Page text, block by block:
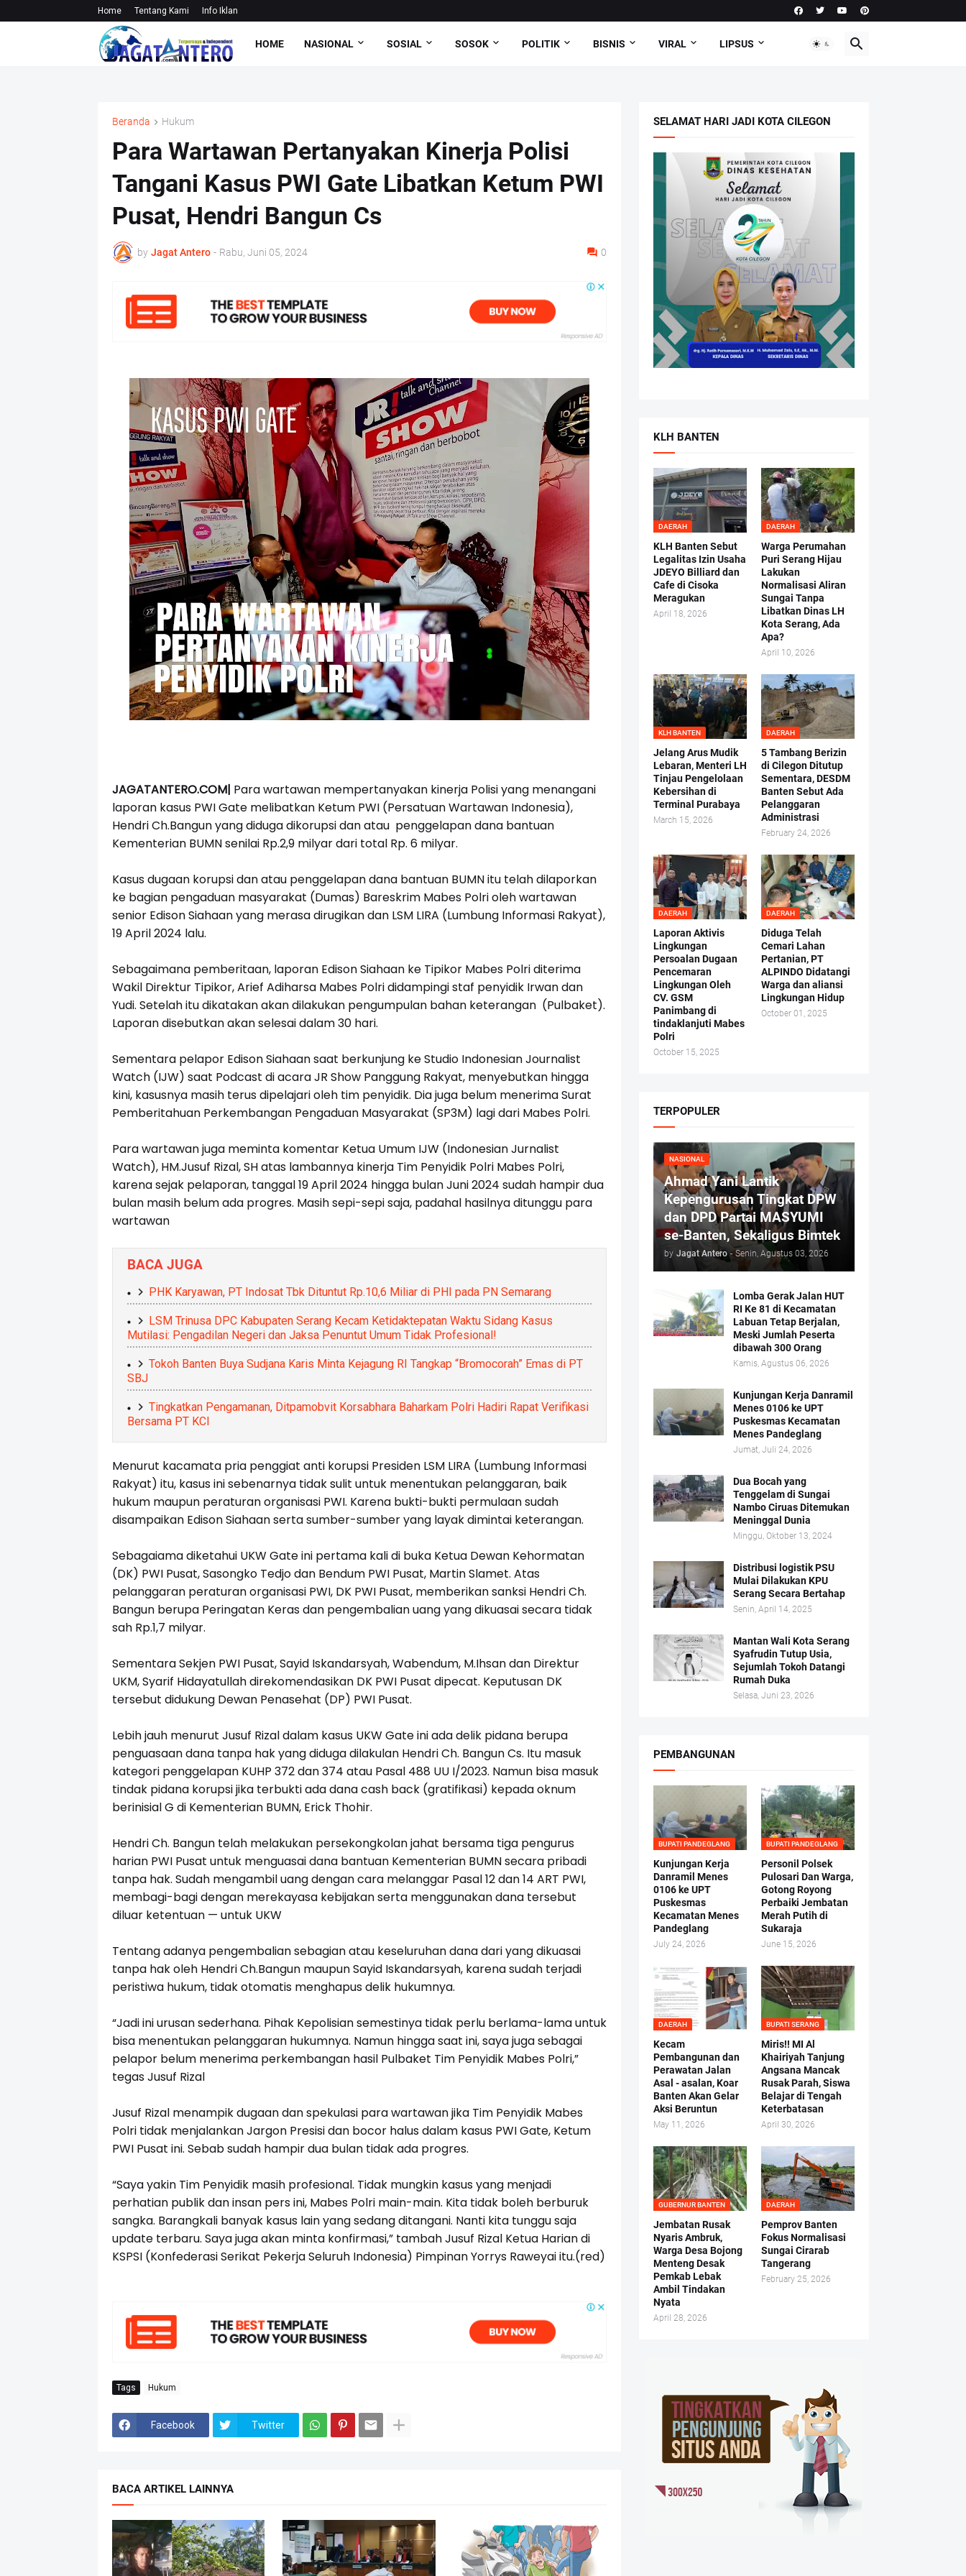
Home Tentang Kami Info Iklan
HOME NASIONAL SOSIAL SOSOK POLITIK BISNIS VIRAL LIPSUS
Beranda Hukum
Para Wartawan Pertanyakan Kinerja Polisi
Tangani Kasus PWI Gate Libatkan Ketum PWI
Pusat, Hendri Bangun Cs
by Jagat Antero - Rabu, Juni 05, 2024 0
JAGATANTERO.COM| Para wartawan mempertanyakan kinerja Polisi yang menangani
laporan kasus PWI Gate melibatkan Ketum PWI (Persatuan Wartawan Indonesia),
Hendri Ch.Bangun yang diduga dikorupsi dan atau penggelapan dana bantuan
Kementerian BUMN senilai Rp.2,9 milyar dari total Rp. 6 milyar.
Kasus dugaan korupsi dan atau penggelapan dana bantuan BUMN itu telah dilaporkan
ke bagian pengaduan masyarakat (Dumas) Bareskrim Mabes Polri oleh wartawan
senior Edison Siahaan yang merasa dirugikan dan LSM LIRA (Lumbung Informasi Rakyat),
19 April 2024 lalu.
Sebagaimana pemberitaan, laporan Edison Siahaan ke Tipikor Mabes Polri diterima
Wakil Direktur Tipikor, Arief Adiharsa Mabes Polri didampingi staf penyidik Irwan dan
Yudi. Setelah itu dikatakan akan dilakukan pengumpulan bahan keterangan (Pulbaket).
Laporan disebutkan akan selesai dalam 30 hari.
Sementara pelapor Edison Siahaan saat berkunjung ke Studio Indonesian Journalist
Watch (IJW) saat Podcast di acara JR Show Panggung Rakyat, menyebutkan hingga
kini, kasusnya masih terus dipelajari oleh tim penyidik. Dia juga belum menerima Surat
Pemberitahuan Perkembangan Pengaduan Masyarakat (SP3M) lagi dari Mabes Polri.
Para wartawan juga meminta komentar Ketua Umum IJW (Indonesian Jurnalist
Watch), HM.Jusuf Rizal, SH atas lambannya kinerja Tim Penyidik Polri Mabes Polri,
karena sejak pelaporan, tanggal 19 April 2024 hingga bulan Juni 2024 sudah hampir dua
bulan masih belum ada progres. Masih sepi-sepi saja, padahal hasilnya ditunggu para
wartawan
BACA JUGA
PHK Karyawan, PT Indosat Tbk Dituntut Rp.10,6 Miliar di PHI pada PN Semarang
LSM Trinusa DPC Kabupaten Serang Kecam Ketidaktepatan Waktu Sidang Kasus
Mutilasi: Pengadilan Negeri dan Jaksa Penuntut Umum Tidak Profesional!
Tokoh Banten Buya Sudjana Karis Minta Kejagung RI Tangkap “Bromocorah” Emas di PT
SBJ
Tingkatkan Pengamanan, Ditpamobvit Korsabhara Baharkam Polri Hadiri Rapat Verifikasi
Bersama PT KCI
Menurut kacamata pria penggiat anti korupsi Presiden LSM LIRA (Lumbung Informasi
Rakyat) itu, kasus ini sebenarnya tidak sulit untuk menentukan pelanggaran, baik
hukum maupun peraturan organisasi PWI. Karena bukti-bukti permulaan sudah
disampaikan Edison Siahaan serta sumber-sumber yang layak dimintai keterangan.
Sebagaiama diketahui UKW Gate ini pertama kali di buka Ketua Dewan Kehormatan
(DK) PWI Pusat, Sasongko Tedjo dan Bendum PWI Pusat, Martin Slamet. Atas
pelanggaran peraturan organisasi PWI, DK PWI Pusat, memberikan sanksi Hendri Ch.
Bangun berupa Peringatan Keras dan pengembalian uang yang dikuasai secara tidak
sah Rp.1,7 milyar.
Sementara Sekjen PWI Pusat, Sayid Iskandarsyah, Wabendum, M.Ihsan dan Direktur
UKM, Syarif Hidayatullah direkomendasikan DK PWI Pusat dipecat. Keputusan DK
tersebut didukung Dewan Penasehat (DP) PWI Pusat.
Lebih jauh menurut Jusuf Rizal dalam kasus UKW Gate ini ada delik pidana berupa
penguasaan dana tanpa hak yang diduga dilakulan Hendri Ch. Bangun Cs. Itu masuk
kategori penggelapan KUHP 372 dan 374 atau Pasal 488 UU I/2023. Namun bisa masuk
tindak pidana korupsi jika terbukti ada dana cash back (gratifikasi) kepada oknum
berinisial G di Kementerian BUMN, Erick Thohir.
Hendri Ch. Bangun telah melakukan persekongkolan jahat bersama tiga pengurus
harian PWI Pusat untuk menguasai dana bantuan Kementerian BUMN secara pribadi
tanpa hak. Sudah mengambil uang dengan cara melanggar Pasal 12 dan 14 ART PWI,
membagi-bagi dengan merekayasa kebijakan serta menggunakan dana tersebut
diluar ketentuan — untuk UKW
Tentang adanya pengembalian sebagian atau keseluruhan dana dari yang dikuasai
tanpa hak oleh Hendri Ch.Bangun maupun Sayid Iskandarsyah, karena sudah terjadi
peristiwa hukum, tidak otomatis menghapus delik hukumnya.
“Jadi ini urusan sederhana. Pihak Kepolisian semestinya tidak perlu berlama-lama untuk
bisa menentukan pelanggaran hukumnya. Namun hingga saat ini, saya juga sebagai
pelapor belum menerima perkembangan hasil Pulbaket Tim Penyidik Mabes Polri,”
tegas Jusuf Rizal
Jusuf Rizal menampik dugaan dan spekulasi para wartawan jika Tim Penyidik Mabes
Polri tidak menjalankan Jargon Presisi dan bocor halus dalam kasus PWI Gate, Ketum
PWI Pusat ini. Sebab sudah hampir dua bulan tidak ada progres.
“Saya yakin Tim Penyidik masih profesional. Tidak mungkin kasus yang menjadi
perhatian publik dan insan pers ini, Mabes Polri main-main. Kita tidak boleh berburuk
sangka. Barangkali banyak kasus lain yang sedang ditangani. Nanti kita tunggu saja
update terbaru. Saya juga akan minta konfirmasi,” tambah Jusuf Rizal Ketua Harian di
KSPSI (Konfederasi Serikat Pekerja Seluruh Indonesia) Pimpinan Yorrys Raweyai itu.(red)
Tags Hukum
Facebook Twitter
BACA ARTIKEL LAINNYA
SELAMAT HARI JADI KOTA CILEGON
KLH BANTEN
DAERAH
KLH Banten Sebut
Legalitas Izin Usaha
JDEYO Billiard dan
Cafe di Cisoka
Meragukan
April 18, 2026
DAERAH
Warga Perumahan
Puri Serang Hijau
Lakukan
Normalisasi Aliran
Sungai Tanpa
Libatkan Dinas LH
Kota Serang, Ada
Apa?
April 10, 2026
KLH BANTEN
Jelang Arus Mudik
Lebaran, Menteri LH
Tinjau Pengelolaan
Kebersihan di
Terminal Purabaya
March 15, 2026
DAERAH
5 Tambang Berizin
di Cilegon Ditutup
Sementara, DESDM
Banten Sebut Ada
Pelanggaran
Administrasi
February 24, 2026
DAERAH
Laporan Aktivis
Lingkungan
Persoalan Dugaan
Pencemaran
Lingkungan Oleh
CV. GSM
Panimbang di
tindaklanjuti Mabes
Polri
October 15, 2025
DAERAH
Diduga Telah
Cemari Lahan
Pertanian, PT
ALPINDO Didatangi
Warga dan aliansi
Lingkungan Hidup
October 01, 2025
TERPOPULER
NASIONAL
Ahmad Yani Lantik
Kepengurusan Tingkat DPW
dan DPD Partai MASYUMI
se-Banten, Sekaligus Bimtek
by Jagat Antero - Senin, Agustus 03, 2026
Lomba Gerak Jalan HUT
RI Ke 81 di Kecamatan
Labuan Tetap Berjalan,
Meski Jumlah Peserta
dibawah 300 Orang
Kamis, Agustus 06, 2026
Kunjungan Kerja Danramil
Menes 0106 ke UPT
Puskesmas Kecamatan
Menes Pandeglang
Jumat, Juli 24, 2026
Dua Bocah yang
Tenggelam di Sungai
Nambo Ciruas Ditemukan
Meninggal Dunia
Minggu, Oktober 13, 2024
Distribusi logistik PSU
Mulai Dilakukan KPU
Serang Secara Bertahap
Senin, April 14, 2025
Mantan Wali Kota Serang
Syafrudin Tutup Usia,
Sejumlah Tokoh Datangi
Rumah Duka
Selasa, Juni 23, 2026
PEMBANGUNAN
BUPATI PANDEGLANG
Kunjungan Kerja
Danramil Menes
0106 ke UPT
Puskesmas
Kecamatan Menes
Pandeglang
July 24, 2026
BUPATI PANDEGLANG
Personil Polsek
Pulosari Dan Warga,
Gotong Royong
Perbaiki Jembatan
Merah Putih di
Sukaraja
June 15, 2026
DAERAH
Kecam
Pembangunan dan
Perawatan Jalan
Asal - asalan, Koar
Banten Akan Gelar
Aksi Beruntun
May 11, 2026
BUPATI SERANG
Miris!! MI Al
Khairiyah Tanjung
Angsana Mancak
Rusak Parah, Siswa
Belajar di Tengah
Keterbatasan
April 30, 2026
GUBERNUR BANTEN
Jembatan Rusak
Nyaris Ambruk,
Warga Desa Bojong
Menteng Desak
Pemkab Lebak
Ambil Tindakan
Nyata
April 28, 2026
DAERAH
Pemprov Banten
Fokus Normalisasi
Sungai Cirarab
Tangerang
February 25, 2026